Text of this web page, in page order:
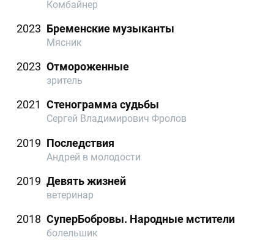
Комбайнер
2023 Бременские музыканты
Мясник
2023 Отмороженные
зритель
2021 Стенограмма судьбы
Сергей Владимирович Фролов
2019 Последствия
Андрей в молодости
2019 Девять жизней
ветеринар
2018 СуперБобровы. Народные мстители
болельшик